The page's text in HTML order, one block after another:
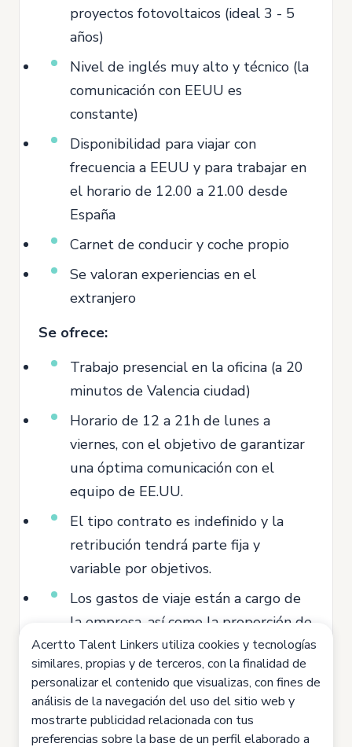
proyectos fotovoltaicos (ideal 3 - 5
años)
Nivel de inglés muy alto y técnico (la
comunicación con EEUU es
constante)
Disponibilidad para viajar con
frecuencia a EEUU y para trabajar en
el horario de 12.00 a 21.00 desde
España
Carnet de conducir y coche propio
Se valoran experiencias en el
extranjero
Se ofrece:
Trabajo presencial en la oficina (a 20
minutos de Valencia ciudad)
Horario de 12 a 21h de lunes a
viernes, con el objetivo de garantizar
una óptima comunicación con el
equipo de EE.UU.
El tipo contrato es indefinido y la
retribución tendrá parte fija y
variable por objetivos.
Los gastos de viaje están a cargo de
la empresa, así como la proporción de
teléfono móvil y ordenador de
empresa.
Acertto Talent Linkers utiliza cookies y tecnologías
similares, propias y de terceros, con la finalidad de
personalizar el contenido que visualizas, con fines de
análisis de la navegación del uso del sitio web y
mostrarte publicidad relacionada con tus
preferencias sobre la base de un perfil elaborado a